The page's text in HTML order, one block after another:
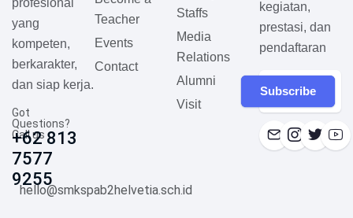
yang
kompeten,
berkarakter,
dan siap kerja.
Got
Questions?
Call us
+62 813
7577
9255
hello@smkspab2helvetia.sch.id
Teacher
Events
Contact
Staffs
Media
Relations
Alumni
Visit
kegiatan,
prestasi, dan
pendaftaran
Subscribe